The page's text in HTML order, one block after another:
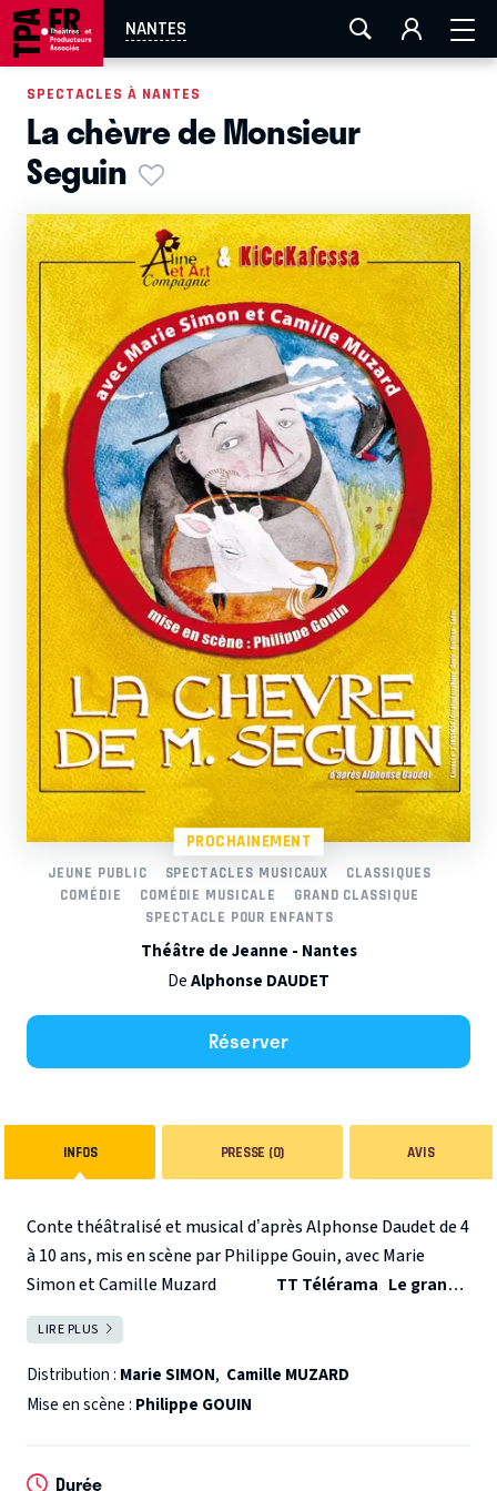
NANTES
AIX-MARSEILLE AURAY LA ROCHELLE
EN TOURNÉE
PROCHAINEMENT
SPECTACLES À NANTES
La chèvre de Monsieur
Seguin
JEUNE PUBLIC SPECTACLES MUSICAUX
CLASSIQUES
COMÉDIE
COMÉDIE MUSICALE
GRAND CLASSIQUE
SPECTACLE POUR ENFANTS
Théâtre de Jeanne - Nantes
DeAlphonse DAUDET
Réserver
INFOS PRESSE (0) AVIS
Conte théâtralisé et musical d’après Alphonse Daudet de 4
à 10 ans, mis en scène par Philippe Gouin, avec Marie
Simon et Camille Muzard
TT Télérama Le grand
classique de la littérature enfantine d’Alphonse Daudet
dans une adaptation rythmée et musicale pour
raconter l’histoire de la petite chèvre éprise de liberté !
Monsieur Seguin avait eu six chèvres qu’il avait toutes
LIRE PLUS
Distribution : Marie SIMON, Camille MUZARD
Mise en scène : Philippe GOUIN
Durée